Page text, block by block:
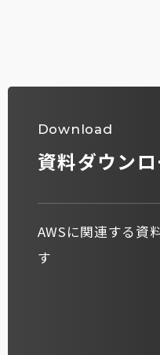
Download
資料ダウン
AWSに関連する資
す